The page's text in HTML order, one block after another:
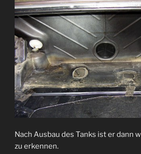
Nach Ausbau des Tanks ist er dann
zu erkennen.